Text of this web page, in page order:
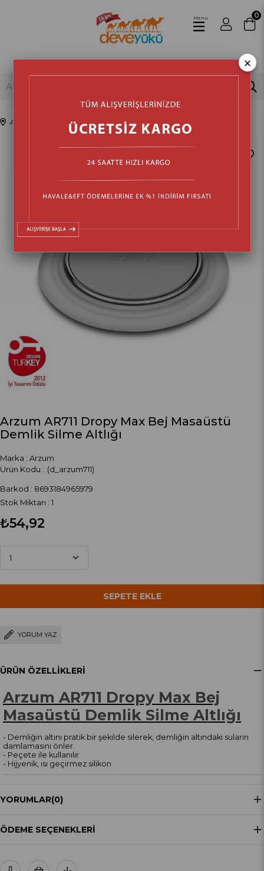
0
Menu
Anasayfa Mutfak Mutfak Gereçleri Pratik Aletler
Arzum AR711 Dropy Max Bej Masaüstü
Demlik Silme Altlığı
Marka : Arzum
(d_arzum711)
Barkod : 8693184965979
Stok Miktarı : 1
₺54,92
YORUM YAZ
ÜRÜN ÖZELLIKLERI
Arzum AR711 Dropy Max Bej
Masaüstü Demlik Silme Altlığı
- Demliğin altını pratik bir şekilde silerek, demliğin altındaki suların
damlamasını önler.
- Peçete ile kullanılır
- Hijyenik, ısı geçirmez silikon
YORUMLAR(0)
ÖDEME SEÇENEKLERI
×